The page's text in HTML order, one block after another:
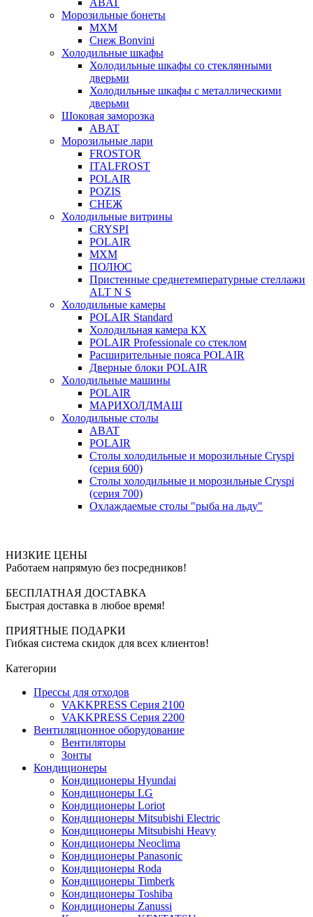
Морозильные бонеты
МХМ
Снеж Bonvini
Холодильные шкафы
Холодильные шкафы cо стеклянными
дверьми
Холодильные шкафы с металлическими
дверьми
Шоковая заморозка
ABAT
Морозильные лари
FROSTOR
ITALFROST
POLAIR
POZIS
СНЕЖ
Холодильные витрины
CRYSPI
POLAIR
МХМ
ПОЛЮС
Пристенные среднетемпературные стеллажи
ALT N S
Холодильные камеры
POLAIR Standard
Холодильная камера КХ
POLAIR Professionale со стеклом
Расширительные пояса POLAIR
Дверные блоки POLAIR
Холодильные машины
POLAIR
МАРИХОЛДМАШ
Холодильные столы
ABAT
POLAIR
Столы холодильные и морозильные Cryspi
(серия 600)
Столы холодильные и морозильные Cryspi
(серия 700)
Охлаждаемые столы "рыба на льду"
НИЗКИЕ ЦЕНЫ
Работаем напрямую без посредников!
БЕСПЛАТНАЯ ДОСТАВКА
Быстрая доставка в любое время!
ПРИЯТНЫЕ ПОДАРКИ
Гибкая система скидок для всех клиентов!
Категории
Прессы для отходов
VAKKPRESS Серия 2100
VAKKPRESS Серия 2200
Вентиляционное оборудование
Вентиляторы
Зонты
Кондиционеры
Кондиционеры Hyundai
Кондиционеры LG
Кондиционеры Loriot
Кондиционеры Mitsubishi Electric
Кондиционеры Mitsubishi Heavy
Кондиционеры Neoclima
Кондиционеры Panasonic
Кондиционеры Roda
Кондиционеры Timberk
Кондиционеры Toshiba
Кондиционеры Zanussi